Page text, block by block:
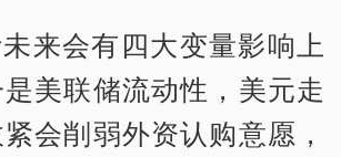
来会有四大变量影响上
美联储流动性，美元走
会削弱外资认购意愿，